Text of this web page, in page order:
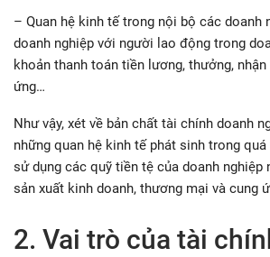
– Quan hệ kinh tế trong nội bộ các doanh
doanh nghiệp với người lao động trong
khoản thanh toán tiền lương, thưởng,
ứng…
Như vậy, xét về bản chất tài chính doanh
những quan hệ kinh tế phát sinh trong
sử dụng các quỹ tiền tệ của doanh nghiệp
sản xuất kinh doanh, thương mại và cung
2. Vai trò của tài